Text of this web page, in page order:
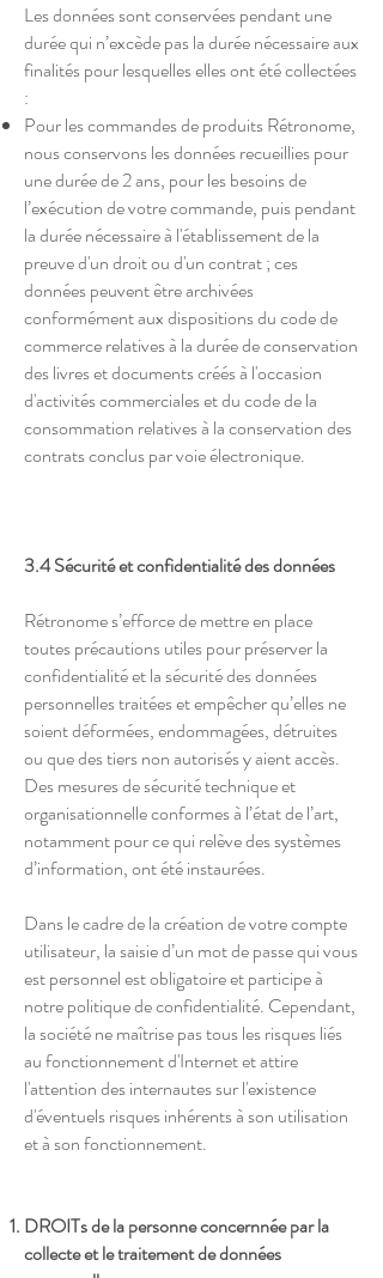
Les données sont conservées pendant une
durée qui n’excède pas la durée nécessaire aux
finalités pour lesquelles elles ont été collectées
:
Pour les commandes de produits Rétronome,
nous conservons les données recueillies pour
une durée de 2 ans, pour les besoins de
l’exécution de votre commande, puis pendant
la durée nécessaire à l'établissement de la
preuve d'un droit ou d'un contrat ; ces
données peuvent être archivées
conformément aux dispositions du code de
commerce relatives à la durée de conservation
des livres et documents créés à l'occasion
d'activités commerciales et du code de la
consommation relatives à la conservation des
contrats conclus par voie électronique.
3.4 Sécurité et confidentialité des données
Rétronome s’efforce de mettre en place
toutes précautions utiles pour préserver la
confidentialité et la sécurité des données
personnelles traitées et empêcher qu’elles ne
soient déformées, endommagées, détruites
ou que des tiers non autorisés y aient accès.
Des mesures de sécurité technique et
organisationnelle conformes à l’état de l’art,
notamment pour ce qui relève des systèmes
d’information, ont été instaurées.
Dans le cadre de la création de votre compte
utilisateur, la saisie d’un mot de passe qui vous
est personnel est obligatoire et participe à
notre politique de confidentialité. Cependant,
la société ne maîtrise pas tous les risques liés
au fonctionnement d'Internet et attire
l'attention des internautes sur l'existence
d'éventuels risques inhérents à son utilisation
et à son fonctionnement.
DROITs de la personne concernnée par la
collecte et le traitement de données